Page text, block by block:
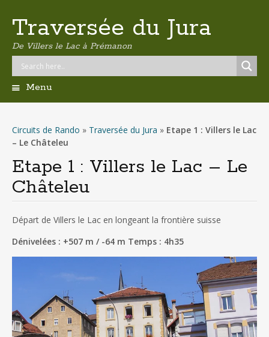
Traversée du Jura
De Villers le Lac à Prémanon
Menu
principal
Circuits de Rando » Traversée du Jura » Etape 1 : Villers le Lac
– Le Châteleu
Etape 1 : Villers le Lac – Le
Châteleu
Départ de Villers le Lac en longeant la frontière suisse
Dénivelées : +507 m / -64 m Temps : 4h35